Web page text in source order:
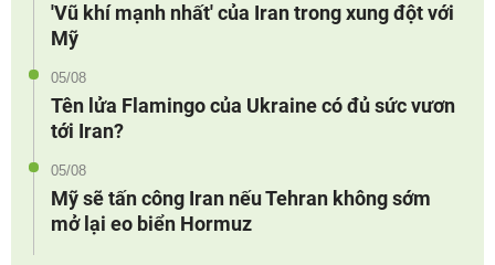
'Vũ khí mạnh nhất' của Iran trong xung đột với
Mỹ
05/08
Tên lửa Flamingo của Ukraine có đủ sức vươn
tới Iran?
05/08
Mỹ sẽ tấn công Iran nếu Tehran không sớm
mở lại eo biển Hormuz